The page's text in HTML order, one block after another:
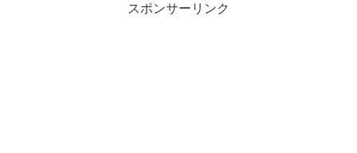
スポンサーリンク